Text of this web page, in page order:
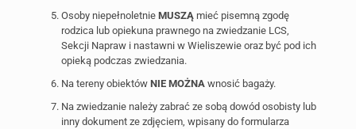
Osoby niepełnoletnie MUSZĄmieć pisemną zgodę
rodzica lub opiekuna prawnego na zwiedzanie LCS,
Sekcji Napraw i nastawni w Wieliszewie oraz być pod ich
opieką podczas zwiedzania.
Na tereny obiektów NIE MOŻNAwnosić bagaży.
Na zwiedzanie należy zabrać ze sobą dowód osobisty lub
inny dokument ze zdjęciem, wpisany do formularza